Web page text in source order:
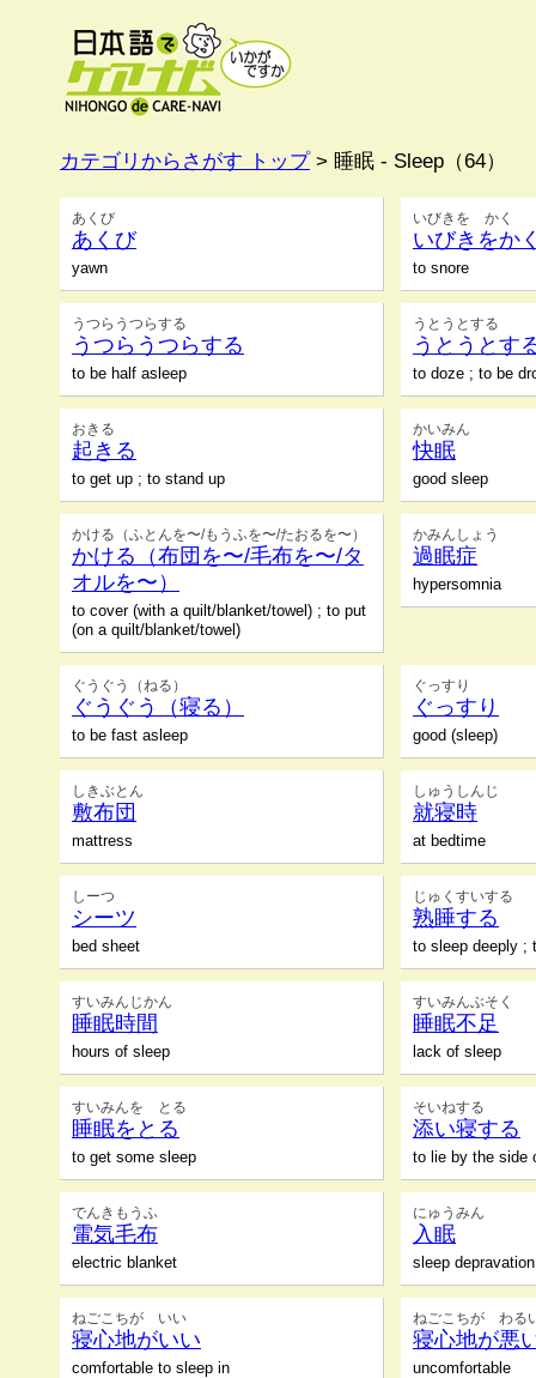
カテゴリからさがす トップ> 睡眠 - Sleep（64）
あくび
あくび
yawn
いびきを かく
いびきをか
to snore
うつらうつらする
うつらうつらする
to be half asleep
うとうとする
うとうとす
to doze ; to be
おきる
起きる
to get up ; to stand up
かいみん
快眠
good sleep
かける（ふとんを〜/もうふを〜/たおるを〜）
かける（布団を〜/毛布を〜/タ
オルを〜）
to cover (with a quilt/blanket/towel) ; to put
(on a quilt/blanket/towel)
かみんしょう
過眠症
hypersomnia
ぐうぐう（ねる）
ぐうぐう（寝る）
to be fast asleep
ぐっすり
ぐっすり
good (sleep)
しきぶとん
敷布団
mattress
しゅうしんじ
就寝時
at bedtime
しーつ
シーツ
bed sheet
じゅくすいする
熟睡する
to sleep deeply ;
すいみんじかん
睡眠時間
hours of sleep
すいみんぶそく
睡眠不足
lack of sleep
すいみんを とる
睡眠をとる
to get some sleep
そいねする
添い寝する
to lie by the side
でんきもうふ
電気毛布
electric blanket
にゅうみん
入眠
sleep depravation
ねごこちが いい
寝心地がいい
comfortable to sleep in
ねごこちが わる
寝心地が悪
uncomfortable